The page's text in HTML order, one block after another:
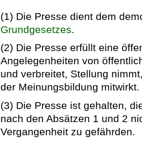
(1) Die Presse dient dem
Grundgesetzes.
(2) Die Presse erfüllt eine
Angelegenheiten von
und verbreitet, Stellung
der Meinungsbildung mitwirkt.
(3) Die Presse ist gehalten,
nach den Absätzen 1 und 2
Vergangenheit zu gefährden.